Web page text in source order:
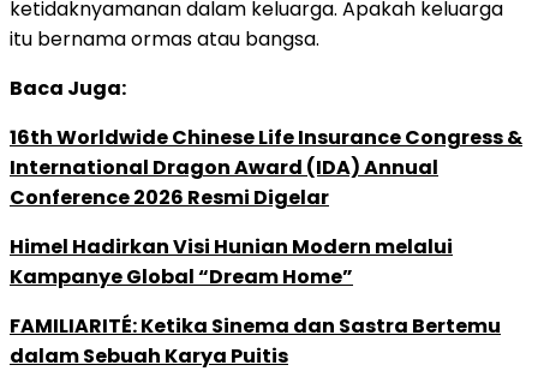
ketidaknyamanan dalam keluarga. Apakah keluarga
itu bernama ormas atau bangsa.
Baca Juga:
16th Worldwide Chinese Life Insurance Congress &
International Dragon Award (IDA) Annual
Conference 2026 Resmi Digelar
Himel Hadirkan Visi Hunian Modern melalui
Kampanye Global “Dream Home”
FAMILIARITÉ: Ketika Sinema dan Sastra Bertemu
dalam Sebuah Karya Puitis